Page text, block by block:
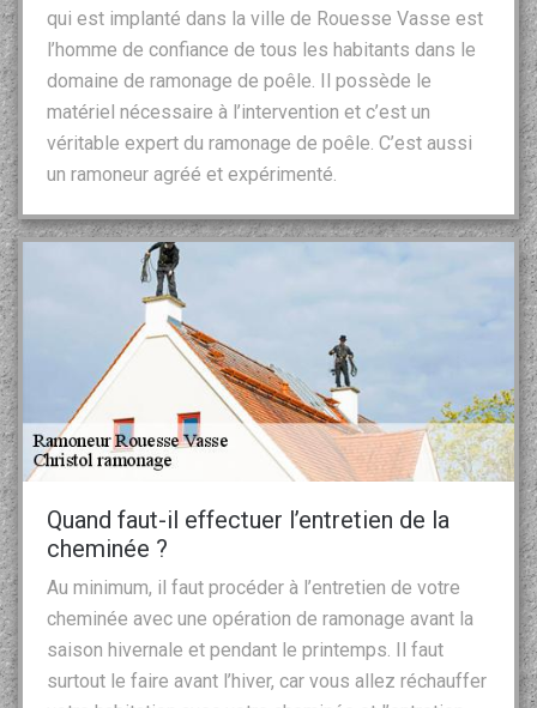
qui est implanté dans la ville de Rouesse Vasse est
l’homme de confiance de tous les habitants dans le
domaine de ramonage de poêle. Il possède le
matériel nécessaire à l’intervention et c’est un
véritable expert du ramonage de poêle. C’est aussi
un ramoneur agréé et expérimenté.
Quand faut-il effectuer l’entretien de la
cheminée ?
Au minimum, il faut procéder à l’entretien de votre
cheminée avec une opération de ramonage avant la
saison hivernale et pendant le printemps. Il faut
surtout le faire avant l’hiver, car vous allez réchauffer